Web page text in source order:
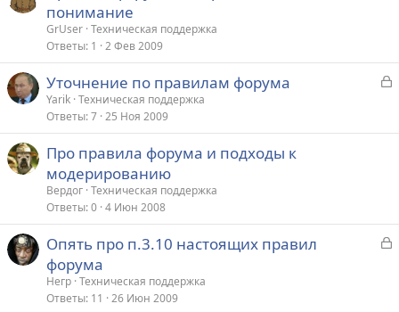
т
понимание
GrUser Техническая поддержка
Ответы 1 2 Фев 2009
З
р
Уточнение по правилам форума
Yarik Техническая поддержка
Ответы 7 25 Ноя 2009
Про правила форума и подходы к
модерированию
Вердог Техническая поддержка
Ответы 0 4 Июн 2008
З
Опять про п.3.10 настоящих правил
форума
Негр Техническая поддержка
Ответы 11 26 Июн 2009